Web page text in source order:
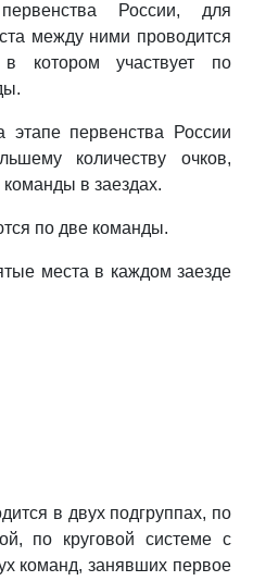
России, для
между ними проводится
в котором участвует по
этапе первенства России
количеству очков,
в заездах.
по две команды.
места в каждом заезде
в двух подгруппах, по
по круговой системе с
команд, занявших первое